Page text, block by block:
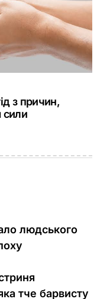
з причин,
сили
людського
тче барвисту